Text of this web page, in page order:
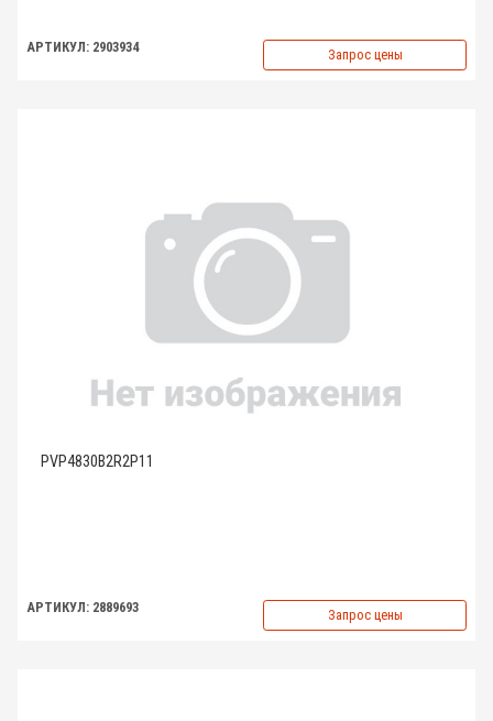
АРТИКУЛ: 2903934 Запрос цены
PVP4830B2R2P11
АРТИКУЛ: 2889693 Запрос цены